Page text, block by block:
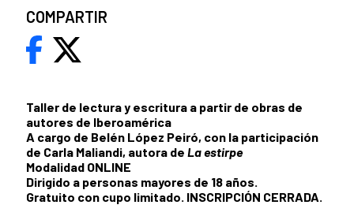
Taller de lectura y escritura a partir de obras de
autores de Iberoamérica
A cargo de Belén López Peiró, con la participación
de Carla Maliandi, autora de La estirpe
Modalidad ONLINE
Dirigido a personas mayores de 18 años.
Gratuito con cupo limitado. INSCRIPCIÓN CERRADA.
COMPARTIR